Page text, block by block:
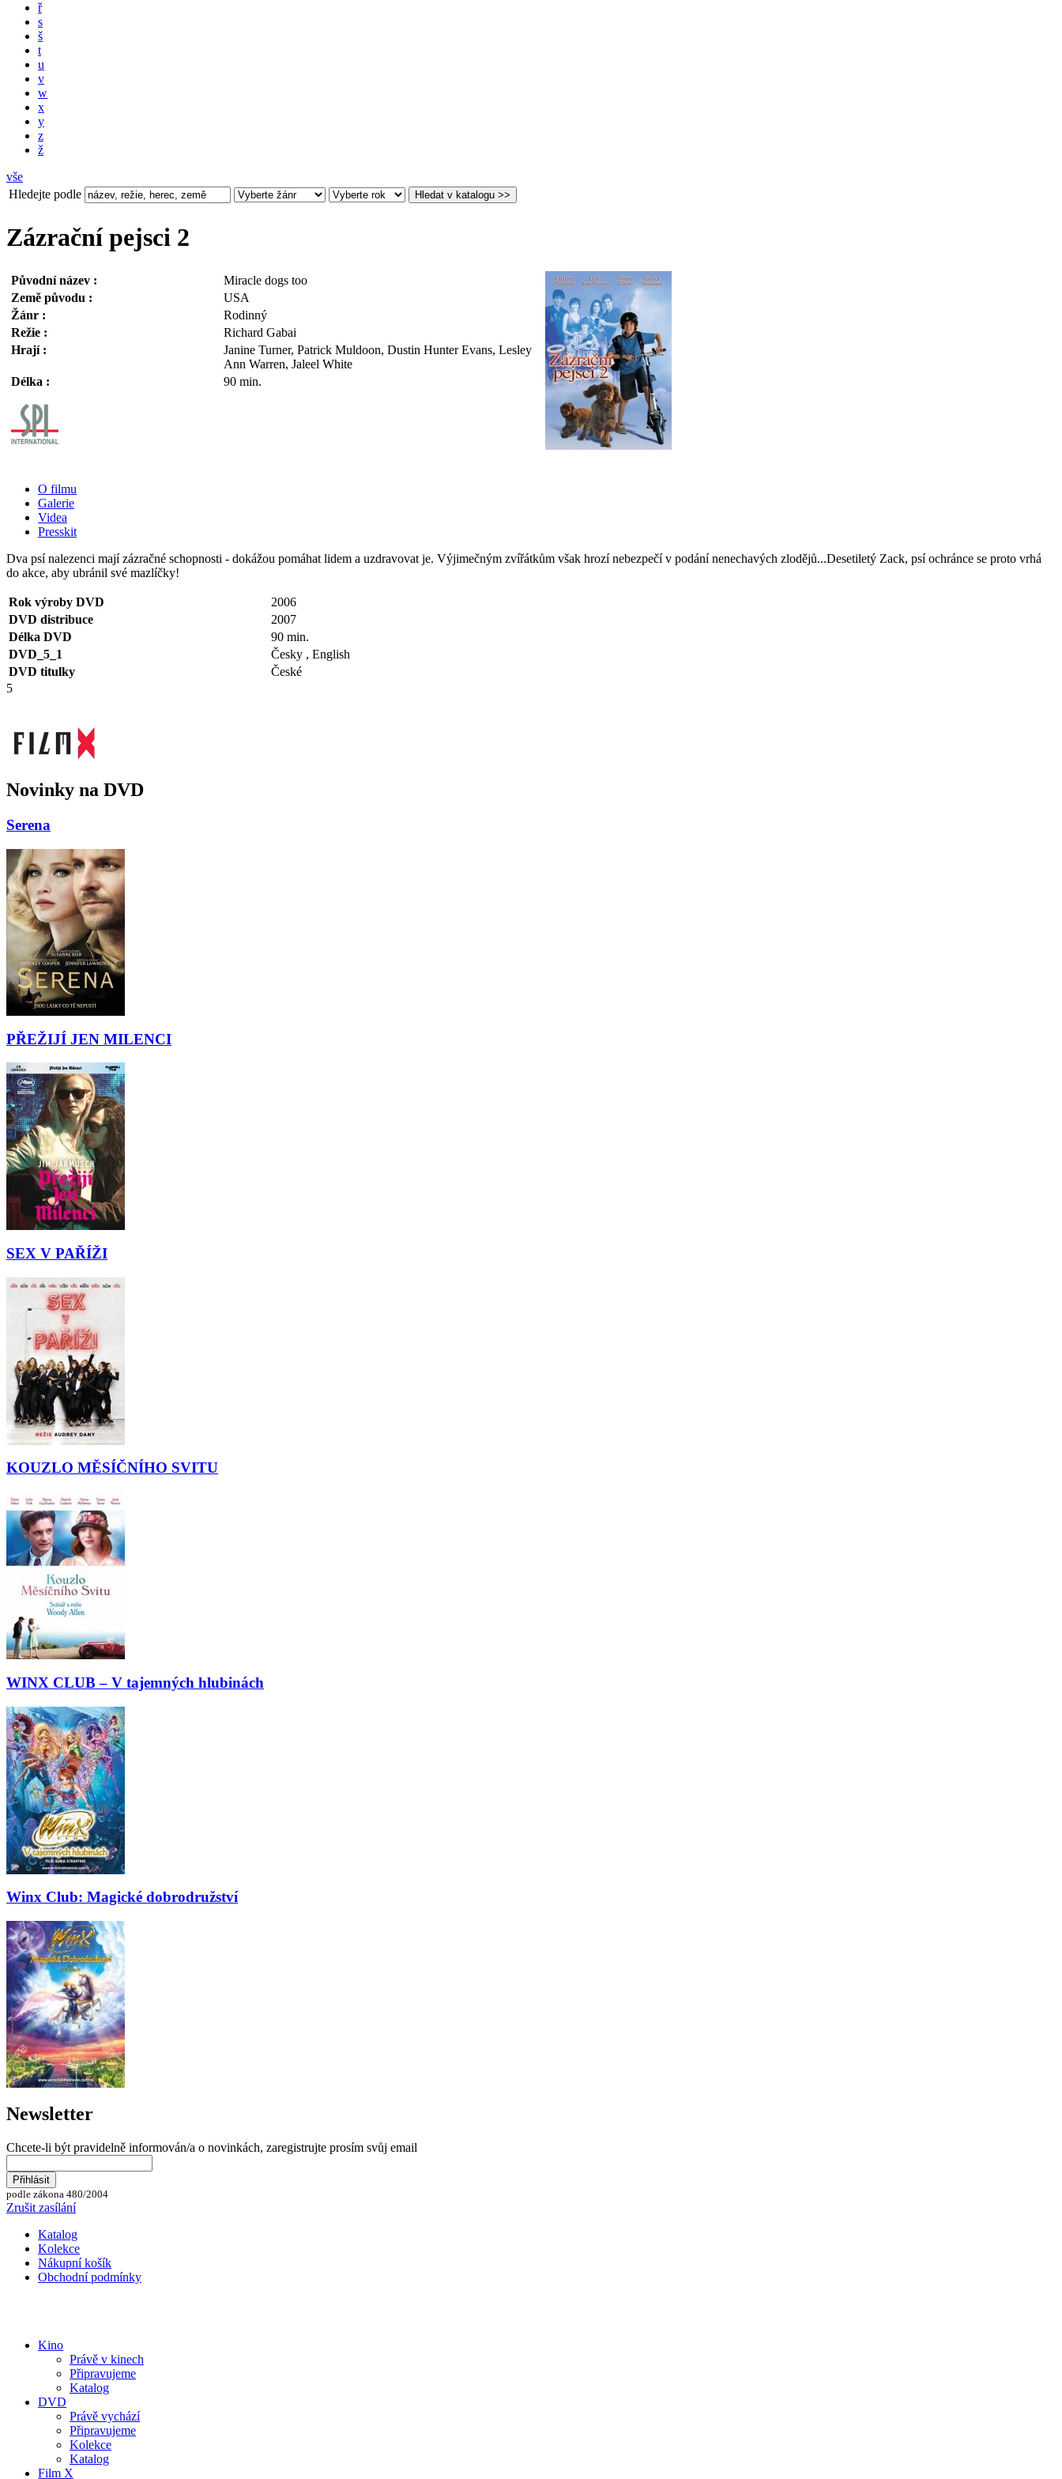
ř
s
š
t
u
v
w
x
y
z
ž
vše
Hledejte podle
Zázrační pejsci 2
Původní název :
Miracle dogs too
Země původu :
USA
Žánr :
Rodinný
Režie :
Richard Gabai
Hrají :
Janine Turner, Patrick Muldoon, Dustin Hunter Evans, Lesley
Ann Warren, Jaleel White
Délka :
90 min.
O filmu
Galerie
Videa
Presskit
Dva psí nalezenci mají zázračné schopnosti - dokážou pomáhat lidem a uzdravovat je. Výjimečným zvířátkům však hrozí nebezpečí v podání nenechavých zlodějů...Desetiletý Zack, psí ochránce se proto vrhá
do akce, aby ubránil své mazlíčky!
Rok výroby DVD
2006
DVD distribuce
2007
Délka DVD
90 min.
DVD_5_1
Česky , English
DVD titulky
České
5
Novinky na DVD
Serena
PŘEŽIJÍ JEN MILENCI
SEX V PAŘÍŽI
KOUZLO MĚSÍČNÍHO SVITU
WINX CLUB – V tajemných hlubinách
Winx Club: Magické dobrodružství
Newsletter
Chcete-li být pravidelně informován/a o novinkách, zaregistrujte prosím svůj email
podle zákona 480/2004
Zrušit zasílání
Katalog
Kolekce
Nákupní košík
Obchodní podmínky
Kino
Právě v kinech
Připravujeme
Katalog
DVD
Právě vychází
Připravujeme
Kolekce
Katalog
Film X